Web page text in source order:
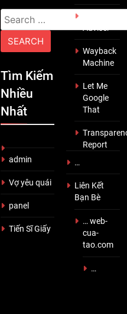
Search
for:
Tìm Kiếm
Nhiều
Nhất
admin
Vợ yêu quái
panel
Tiến Sĩ Giấy
Adviser
Wayback
Machine
Let Me
Google
That
Report
…
Liên Kết
Bạn Bè
… web-
cua-
tao.com
…